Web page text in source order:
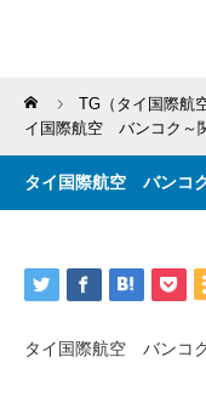
Home TG（タイ国際航
イ国際航空 バンコク～
タイ国際航空 バンコ
タイ国際航空 バンコ